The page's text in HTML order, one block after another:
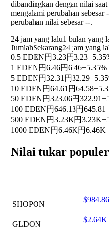
dibandingkan dengan nilai
mengalami perubahan sebesar
perubahan nilai sebesar--.
24 jam yang lalu1 bulan yang
JumlahSekarang24 jam yang
0.5 EDEN円3.23円3.23
1 EDEN円6.46円6.46+5.35%
5 EDEN円32.31 円32.29
10 EDEN円64.61 円64.58
50 EDEN円323.06円322.91
100 EDEN円646.13円645.81
500 EDEN円3.23K円3.23K
1000 EDEN円6.46K円6.46K
Nilai tukar populer
SHOPON
$984.86
GLDON
$2.64K